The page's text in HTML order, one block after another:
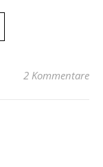
2 Kommentare